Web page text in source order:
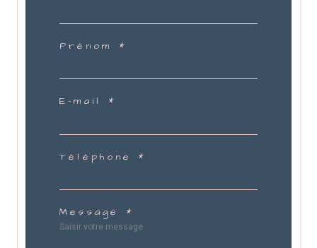
Prénom *
E-mail *
Téléphone *
Message *